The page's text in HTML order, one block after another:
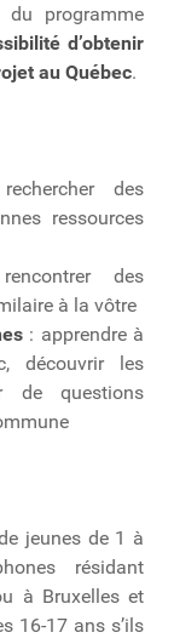
du programme
d’obtenir
au Québec.
des
ressources
des
à la vôtre
: apprendre à
découvrir les
de questions
jeunes de 1 à
résidant
à Bruxelles et
16-17 ans s’ils